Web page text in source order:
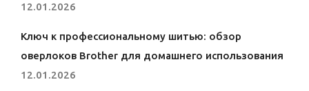
12.01.2026
Ключ к профессиональному шитью: обзор
оверлоков Brother для домашнего использования
12.01.2026